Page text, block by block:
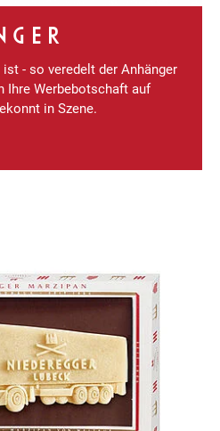
- so veredelt der Anhänger
Ihre Werbebotschaft auf
in Szene.